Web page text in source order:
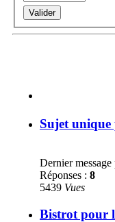
Sujet unique
Dernier message
Réponses : 8
5439 Vues
Bistrot pour